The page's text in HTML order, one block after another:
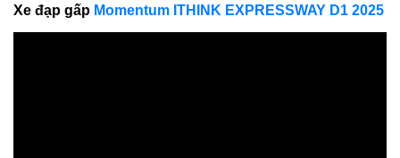
Xe đạp gấp Momentum ITHINK EXPRESSWAY D1 2025